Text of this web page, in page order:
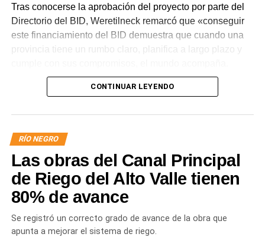
Tras conocerse la aprobación del proyecto por parte del
Directorio del BID, Weretilneck remarcó que «conseguir
este financiamiento del BID demuestra que cuando una
provincia tiene un rumbo claro, planifica a largo plazo y
Estos fondos llegan porque Río Negro tiene un proyecto
de desarrollo serio, con obras concretas y una visión de
El monto total del Programa es de US$ 85 millones.
De ese total, US$ 80 millones serán financiados con
recursos del Banco Interamericano de Desarrollo y
US$ 5 millones con recursos propios de la provincia
de Río Negro.
«La aprobación de este crédito refleja la confianza que
organismos internacionales depositan en nuestra forma
CONTINUAR LEYENDO
RÍO NEGRO
Las obras del Canal Principal
de Riego del Alto Valle tienen
80% de avance
Se registró un correcto grado de avance de la obra que
apunta a mejorar el sistema de riego.